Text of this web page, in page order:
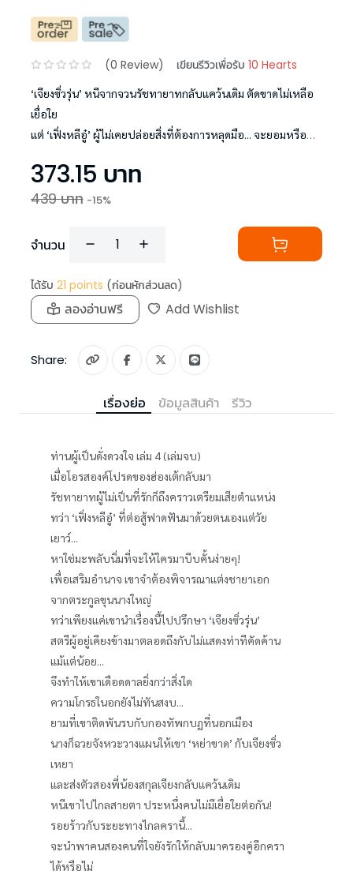
(0 Review) เขียนรีวิวเพื่อรับ 10 Hearts
‘เจียงซิ่วรุ่น’ หนีจากจวนรัชทายาทกลับแคว้นเดิม ตัดขาดไม่เหลือ
เยื่อใย
แต่ ‘เฟิ่งหลีอู๋’ ผู้ไม่เคยปล่อยสิ่งที่ต้องการหลุดมือ... จะยอมหรือ
373.15 บาท
439บาท -15%
จำนวน
ได้รับ 21 points (ก่อนหักส่วนลด)
ลองอ่านฟรี Add Wishlist
Share:
เรื่องย่อ ข้อมูลสินค้า รีวิว
ท่านผู้เป็นดั่งดวงใจ เล่ม 4 (เล่มจบ)
เมื่อโอรสองค์โปรดของฮ่องเต้กลับมา
รัชทายาทผู้ไม่เป็นที่รักก็ถึงคราวเตรียมเสียตำแหน่ง
ทว่า ‘เฟิ่งหลีอู๋’ ที่ต่อสู้ฟาดฟันมาด้วยตนเองแต่วัย
เยาว์...
หาใช่มะพลับนิ่มที่จะให้ใครมาบีบคั้นง่ายๆ!
เพื่อเสริมอำนาจ เขาจำต้องพิจารณาแต่งชายาเอก
จากตระกูลขุนนางใหญ่
ทว่าเพียงแค่เขานำเรื่องนี้ไปปรึกษา ‘เจียงซิ่วรุ่น’
สตรีผู้อยู่เคียงข้างมาตลอดถึงกับไม่แสดงท่าทีคัดค้าน
แม้แต่น้อย...
จึงทำให้เขาเดือดดาลยิ่งกว่าสิ่งใด
ความโกรธในอกยังไม่ทันสงบ...
ยามที่เขาติดพันรบกับกองทัพกบฏที่นอกเมือง
นางก็ฉวยจังหวะวางแผนให้เขา ‘หย่าขาด’ กับเจียงซิ่ว
เหยา
และส่งตัวสองพี่น้องสกุลเจียงกลับแคว้นเดิม
หนีเขาไปไกลสายตา ประหนึ่งคนไม่มีเยื่อใยต่อกัน!
รอยร้าวกับระยะทางไกลครานี้...
จะนำพาคนสองคนที่ใจยังรักให้กลับมาครองคู่อีกครา
ได้หรือไม่